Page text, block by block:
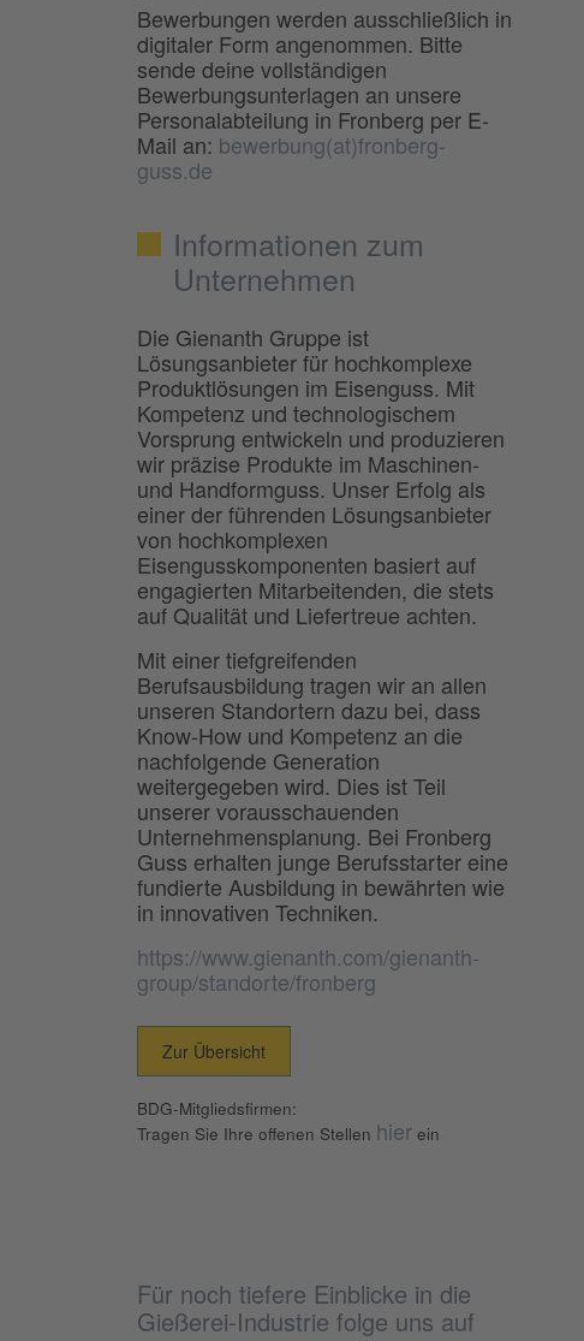
Bewerbungen werden ausschließlich in
digitaler Form angenommen. Bitte
sende deine vollständigen
Bewerbungsunterlagen an unsere
Personalabteilung in Fronberg per E-
Mail an: bewerbung(at)fronberg-
guss.de
Informationen zum
Unternehmen
Die Gienanth Gruppe ist
Lösungsanbieter für hochkomplexe
Produktlösungen im Eisenguss. Mit
Kompetenz und technologischem
Vorsprung entwickeln und produzieren
wir präzise Produkte im Maschinen-
und Handformguss. Unser Erfolg als
einer der führenden Lösungsanbieter
von hochkomplexen
Eisengusskomponenten basiert auf
engagierten Mitarbeitenden, die stets
auf Qualität und Liefertreue achten.
Mit einer tiefgreifenden
Berufsausbildung tragen wir an allen
unseren Standortern dazu bei, dass
Know-How und Kompetenz an die
nachfolgende Generation
weitergegeben wird. Dies ist Teil
unserer vorausschauenden
Unternehmensplanung. Bei Fronberg
Guss erhalten junge Berufsstarter eine
fundierte Ausbildung in bewährten wie
in innovativen Techniken.
https://www.gienanth.com/gienanth-
group/standorte/fronberg
Zur Übersicht
BDG-Mitgliedsfirmen:
Tragen Sie Ihre offenen Stellen hier ein
Für noch tiefere Einblicke in die
Gießerei-Industrie folge uns auf